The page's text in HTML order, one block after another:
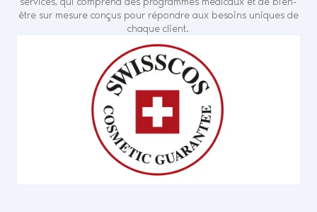
être sur mesure conçus pour répondre aux besoins uniques de
chaque client.